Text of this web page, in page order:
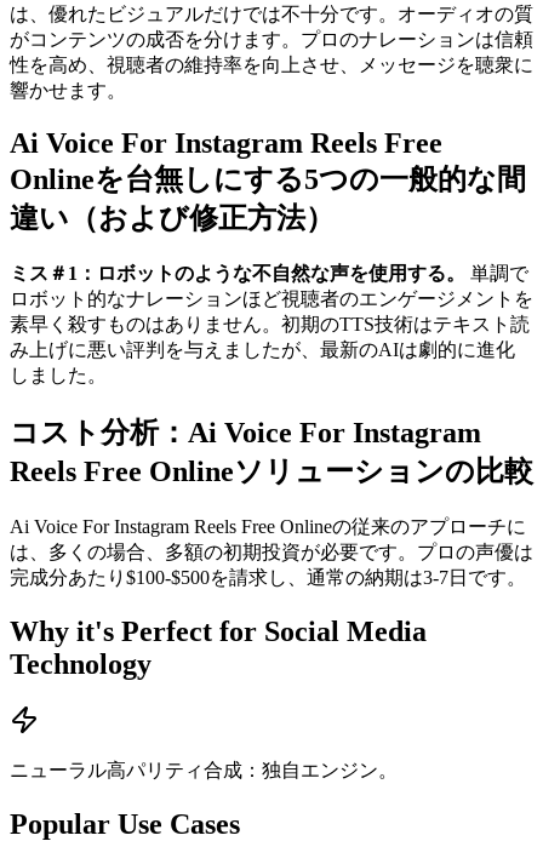
は、優れたビジュアルだけでは不十分です。オーディオの質
がコンテンツの成否を分けます。プロのナレーションは信頼
性を高め、視聴者の維持率を向上させ、メッセージを聴衆に
響かせます。
Ai Voice For Instagram Reels Free
Onlineを台無しにする5つの一般的な間
違い（および修正方法）
ミス＃1：ロボットのような不自然な声を使用する。
単調で
ロボット的なナレーションほど視聴者のエンゲージメントを
素早く殺すものはありません。初期のTTS技術はテキスト読
み上げに悪い評判を与えましたが、最新のAIは劇的に進化
しました。
コスト分析：Ai Voice For Instagram
Reels Free Onlineソリューションの比較
Ai Voice For Instagram Reels Free Onlineの従来のアプローチに
は、多くの場合、多額の初期投資が必要です。プロの声優は
完成分あたり$100-$500を請求し、通常の納期は3-7日です。
Why it's Perfect for Social Media
Technology
ニューラル高パリティ合成：独自エンジン。
Popular Use Cases